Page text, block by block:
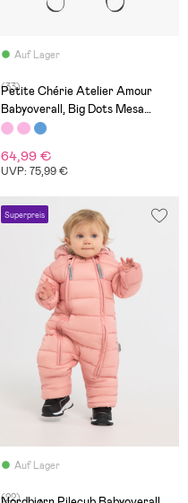
Auf Lager
(33)
Petite Chérie Atelier Amour
Babyoverall, Big Dots Mesa
Rose
64,99 €
UVP: 75,99 €
Superpreis
Auf Lager
(22)